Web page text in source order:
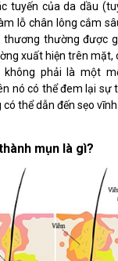
tuyến của da dầu
lỗ chân lông cắm
thương thường được
xuất hiện trên mặt,
không phải là một
nó có thể đem lại sự
có thể dẫn đến sẹo vĩnh
mụn là gì?